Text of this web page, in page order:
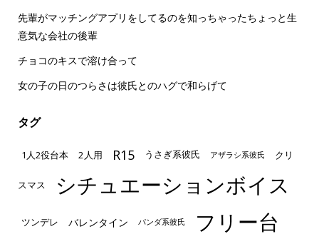
先輩がマッチングアプリをしてるのを知っちゃったちょっと生
意気な会社の後輩
チョコのキスで溶け合って
女の子の日のつらさは彼氏とのハグで和らげて
タグ
1人2役台本 2人用 R15 うさぎ系彼氏 アザラシ系彼氏 クリ
スマス シチュエーションボイス
ツンデレ バレンタイン パンダ系彼氏
フリー台